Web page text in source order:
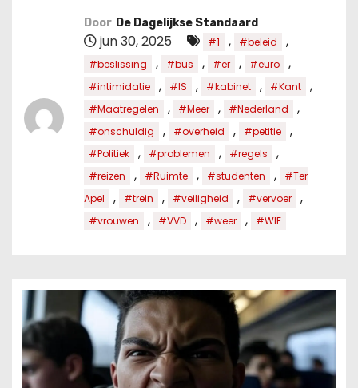
Door De Dagelijkse Standaard
jun 30, 2025 #1 , #beleid ,
#beslissing , #bus , #er , #euro ,
#intimidatie , #IS , #kabinet , #Kant ,
#Maatregelen , #Meer , #Nederland ,
#onschuldig , #overheid , #petitie ,
#Politiek , #problemen , #regels ,
#reizen , #Ruimte , #studenten ,
#Ter
Apel
, #trein , #veiligheid , #vervoer ,
#vrouwen , #VVD , #weer , #WIE